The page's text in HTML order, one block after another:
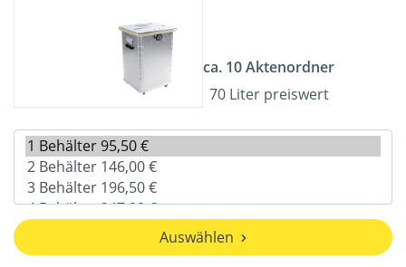
ca. 10 Aktenordner
70 Liter preiswert
Auswählen